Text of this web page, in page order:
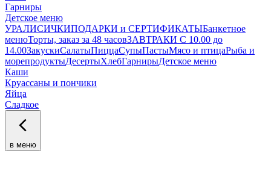
Гарниры
Детское меню
УРАЛИСИЧКИПОДАРКИ и СЕРТИФИКАТЫБанкетное
менюТорты, заказ за 48 часовЗАВТРАКИ С 10.00 до
14.00ЗакускиСалатыПиццаСупыПастыМясо и птицаРыба и
морепродуктыДесертыХлебГарнирыДетское меню
Каши
Круассаны и пончики
Яйца
Сладкое
в меню